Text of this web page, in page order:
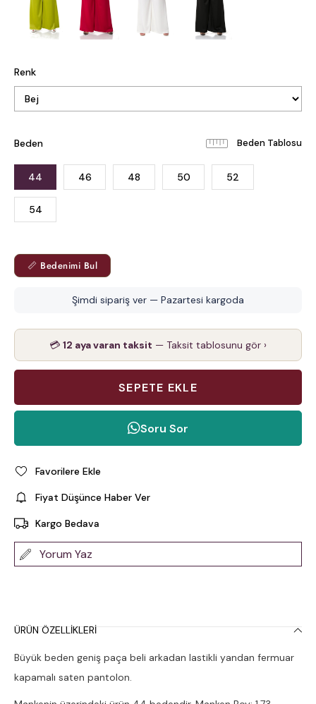
Renk
Beden Beden Tablosu
44 46 48 50 52
54
📏 Bedenimi Bul
Şimdi sipariş ver — Pazartesi kargoda
💳 12 aya varan taksit — Taksit tablosunu gör ›
Soru Sor
Favorilere Ekle
Fiyat Düşünce Haber Ver
Kargo Bedava
Yorum Yaz
ÜRÜN ÖZELLIKLERI
Büyük beden geniş paça beli arkadan lastikli yandan fermuar
kapamalı saten pantolon.